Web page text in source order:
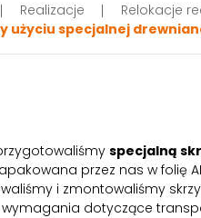
Realizacje
Relokacje
użyciu specjalnej
specjalną
przez nas w folię
i zmontowaliśmy
dotyczące